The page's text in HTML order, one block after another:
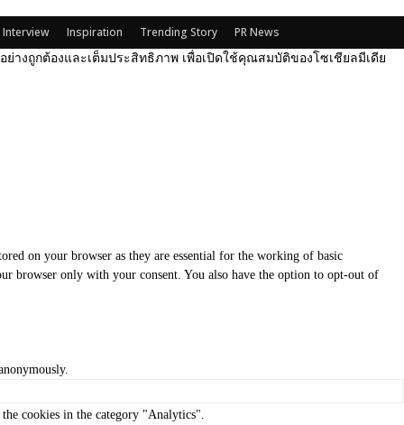
Interview Inspiration Trending Story PR News
างถูกต้องและเต็มประสิทธิภาพ เพื่อเปิดใช้คุณสมบัติของโซเชียลมีเดีย
on your browser as they are essential for the working of basic
browser only with your consent. You also have the option to opt-out of
cookies in the category "Analytics".